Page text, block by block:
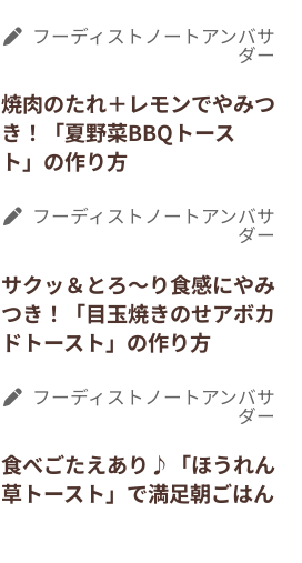
フーディストノートアンバサ
ダー
焼肉のたれ＋レモンでやみつ
き！「夏野菜BBQトース
ト」の作り方
フーディストノートアンバサ
ダー
サクッ＆とろ～り食感にやみ
つき！「目玉焼きのせアボカ
ドトースト」の作り方
フーディストノートアンバサ
ダー
食べごたえあり♪「ほうれん
草トースト」で満足朝ごはん